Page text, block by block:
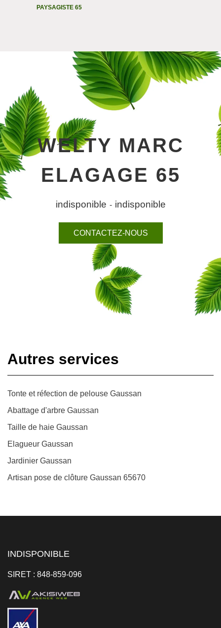
PAYSAGISTE 65
WELTY MARC
ELAGAGE 65
indisponible - indisponible
CONTACTEZ-NOUS
Autres services
Tonte et réfection de pelouse Gaussan
Abattage d'arbre Gaussan
Taille de haie Gaussan
Elagueur Gaussan
Jardinier Gaussan
Artisan pose de clôture Gaussan 65670
INDISPONIBLE
SIRET : 848-859-096